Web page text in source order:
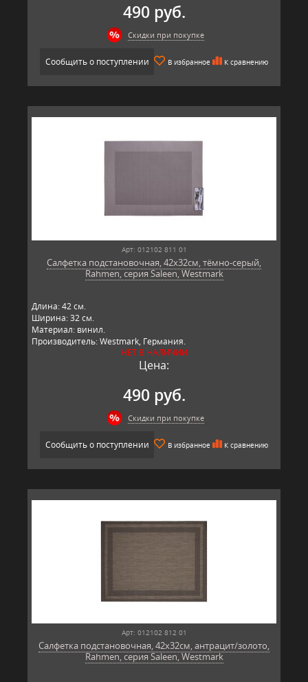
490 руб.
Скидки при покупке
Сообщить о поступлении В избранное К сравнению
Арт: 012102 811 01
Салфетка подстановочная, 42х32см, тёмно-серый,
Rahmen, серия Saleen, Westmark
Длина: 42 см.
Ширина: 32 см.
Материал: винил.
Производитель: Westmark, Германия.
НЕТ В НАЛИЧИИ
Цена:
490 руб.
Скидки при покупке
Сообщить о поступлении В избранное К сравнению
Арт: 012102 812 01
Салфетка подстановочная, 42х32см, антрацит/золото,
Rahmen, серия Saleen, Westmark